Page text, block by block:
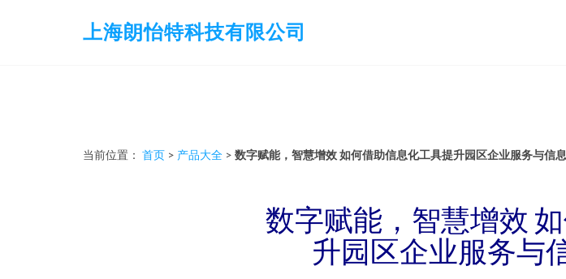
上海朗怡特科技有限公司
当前位置： 首页 > 产品大全 > 数字赋能，智慧增效 如何借助信息化工具提升园区企业服务与信
数字赋能，智慧增效
升园区企业服务与